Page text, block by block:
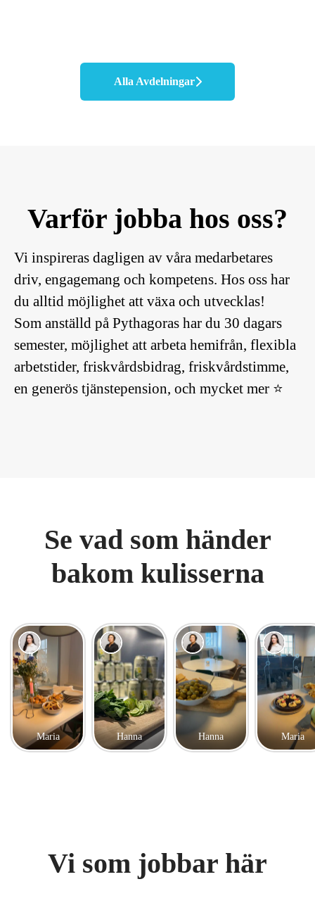
Alla Avdelningar
Varför jobba hos oss?
Vi inspireras dagligen av våra medarbetares
driv, engagemang och kompetens. Hos oss har
du alltid möjlighet att växa och utvecklas!
Som anställd på Pythagoras har du 30 dagars
semester, möjlighet att arbeta hemifrån, flexibla
arbetstider, friskvårdsbidrag, friskvårdstimme,
en generös tjänstepension, och mycket mer ⭐️
Se vad som händer
bakom kulisserna
Maria Hanna Hanna Maria
Vi som jobbar här